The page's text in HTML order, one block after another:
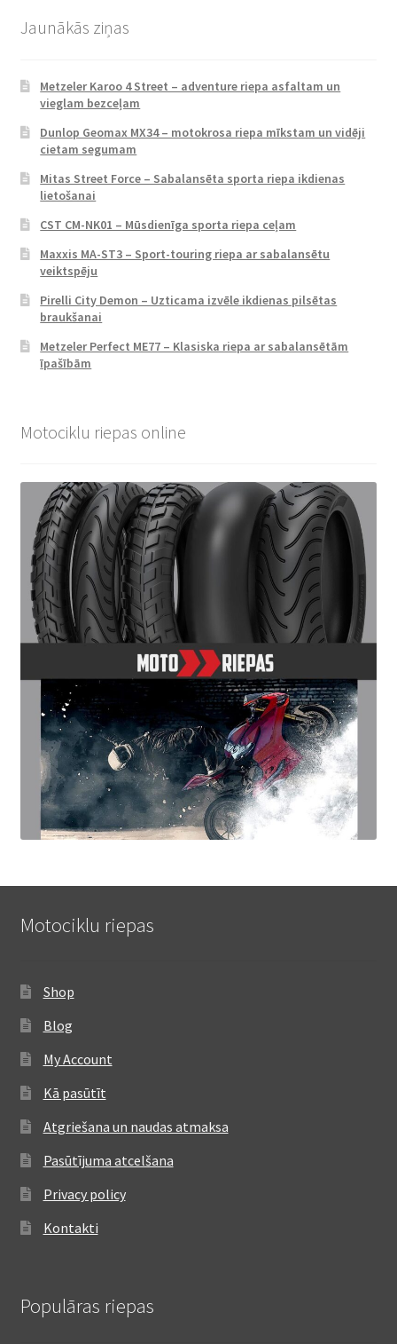
Jaunākās ziņas
Metzeler Karoo 4 Street – adventure riepa asfaltam un
vieglam bezceļam
Dunlop Geomax MX34 – motokrosa riepa mīkstam un vidēji
cietam segumam
Mitas Street Force – Sabalansēta sporta riepa ikdienas
lietošanai
CST CM-NK01 – Mūsdienīga sporta riepa ceļam
Maxxis MA-ST3 – Sport-touring riepa ar sabalansētu
veiktspēju
Pirelli City Demon – Uzticama izvēle ikdienas pilsētas
braukšanai
Metzeler Perfect ME77 – Klasiska riepa ar sabalansētām
īpašībām
Motociklu riepas online
Motociklu riepas
Shop
Blog
My Account
Kā pasūtīt
Atgriešana un naudas atmaksa
Pasūtījuma atcelšana
Privacy policy
Kontakti
Populāras riepas